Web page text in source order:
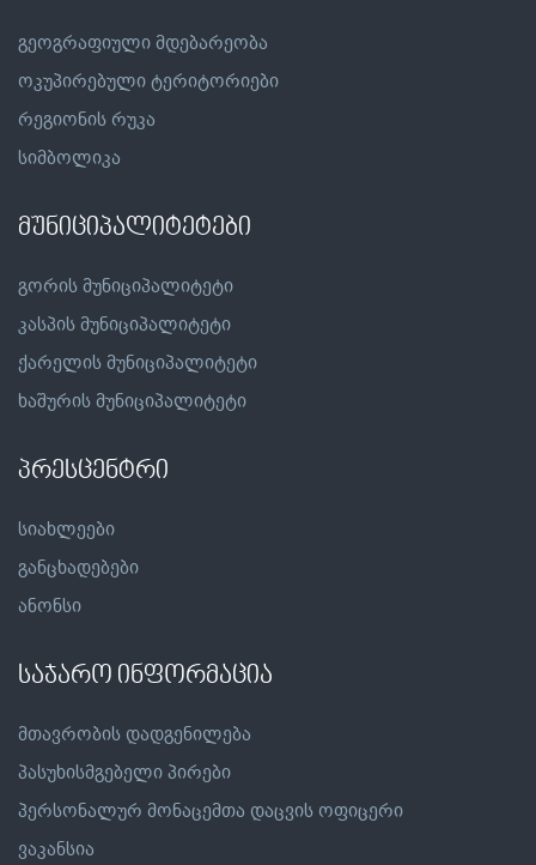
გეოგრაფიული მდებარეობა
ოკუპირებული ტერიტორიები
რეგიონის რუკა
სიმბოლიკა
მუნიციპალიტეტები
გორის მუნიციპალიტეტი
კასპის მუნიციპალიტეტი
ქარელის მუნიციპალიტეტი
ხაშურის მუნიციპალიტეტი
პრესცენტრი
სიახლეები
განცხადებები
ანონსი
საჯარო ინფორმაცია
მთავრობის დადგენილება
პასუხისმგებელი პირები
პერსონალურ მონაცემთა დაცვის ოფიცერი
ვაკანსია